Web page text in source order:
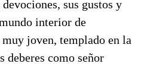
sus gustos y
interior de
joven, templado en la
deberes como señor